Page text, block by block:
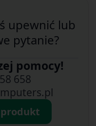
upewnić lub
pytanie?
pomocy!
658